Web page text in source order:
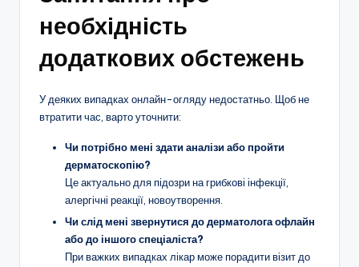
необхідність
додаткових обстежень
У деяких випадках онлайн-огляду недостатньо. Щоб не
втратити час, варто уточнити:
Чи потрібно мені здати аналізи або пройти
дерматоскопію?
Це актуально для підозри на грибкові інфекції,
алергічні реакції, новоутворення.
Чи слід мені звернутися до дерматолога офлайн
або до іншого спеціаліста?
При важких випадках лікар може порадити візит до